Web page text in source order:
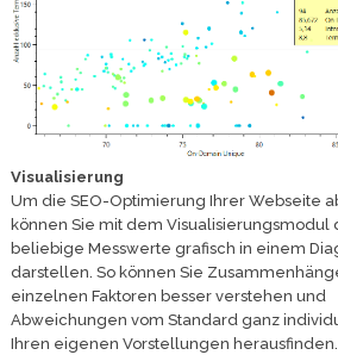
Visualisierung
Um die SEO-Optimierung Ihrer Webseite
können Sie mit dem Visualisierungsmodul
beliebige Messwerte grafisch in einem
darstellen. So können Sie
einzelnen Faktoren besser verstehen und
Abweichungen vom Standard ganz
Ihren eigenen Vorstellungen herausfinden.